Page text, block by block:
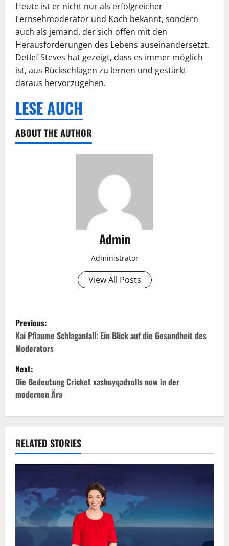
Heute ist er nicht nur als erfolgreicher
Fernsehmoderator und Koch bekannt, sondern
auch als jemand, der sich offen mit den
Herausforderungen des Lebens auseinandersetzt.
Detlef Steves hat gezeigt, dass es immer möglich
ist, aus Rückschlägen zu lernen und gestärkt
daraus hervorzugehen.
LESE AUCH
ABOUT THE AUTHOR
Admin
Administrator
View All Posts
P
o
s
t
n
v
i
g
a
t
Previous:
Kai Pflaume Schlaganfall: Ein Blick auf die Gesundheit des
Moderators
Next:
Die Bedeutung Cricket xashuyqadvolls now in der
modernen Ära
RELATED STORIES